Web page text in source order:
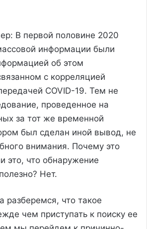
В первой половине 2020
информации были
об этом
с корреляцией
COVID-19. Тем не
проведенное на
за тот же временной
был сделан иной вывод, не
внимания. Почему это
это, что обнаружение
Нет.
разберемся, что такое
чем приступать к поиску ее